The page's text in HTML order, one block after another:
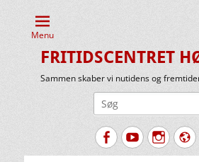
Menu
FRITIDSCENTRET
Sammen skaber vi nutidens og
FacebookYouTube